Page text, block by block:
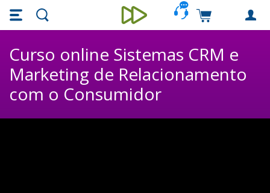
Skip main navigation
Skip to main content
Unieducar
Carrinho de
Curso online Sistemas CRM e
Marketing de Relacionamento
com o Consumidor